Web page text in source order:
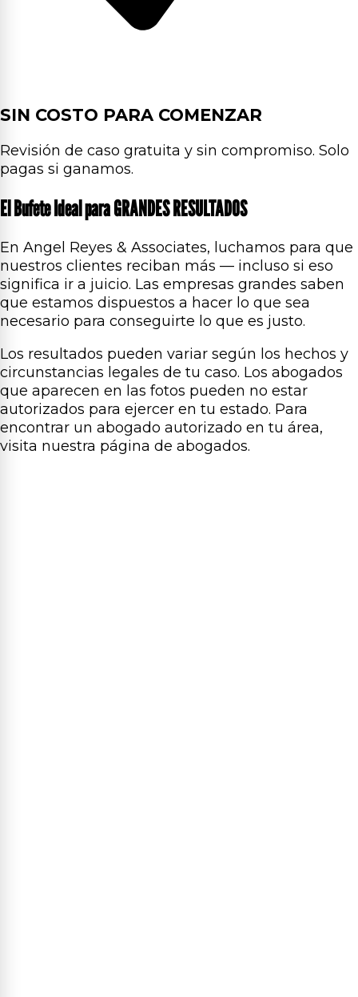
SIN COSTO PARA COMENZAR
Revisión de caso gratuita y sin compromiso. Solo
pagas si ganamos.
El Bufete Ideal para GRANDES RESULTADOS
En Angel Reyes & Associates, luchamos para que
nuestros clientes reciban más — incluso si eso
significa ir a juicio. Las empresas grandes saben
que estamos dispuestos a hacer lo que sea
necesario para conseguirte lo que es justo.
Los resultados pueden variar según los hechos y
circunstancias legales de tu caso. Los abogados
que aparecen en las fotos pueden no estar
autorizados para ejercer en tu estado. Para
encontrar un abogado autorizado en tu área,
visita nuestra página de abogados.